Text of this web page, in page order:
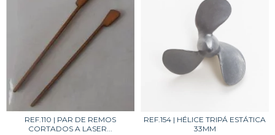
REF.110 | PAR DE REMOS
CORTADOS A LASER...
REF.154 | HÉLICE TRIPÁ ESTÁTICA
33MM